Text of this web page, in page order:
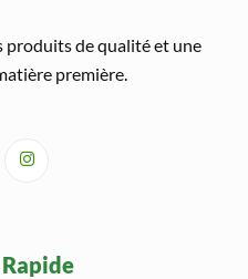
produits de qualité et une
première.